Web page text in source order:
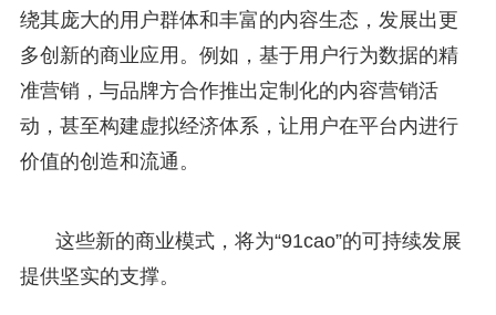
绕其庞大的用户群体和丰富的内容生态，发展出更
多创新的商业应用。例如，基于用户行为数据的精
准营销，与品牌方合作推出定制化的内容营销活
动，甚至构建虚拟经济体系，让用户在平台内进行
价值的创造和流通。
这些新的商业模式，将为“91cao”的可持续发展
提供坚实的支撑。